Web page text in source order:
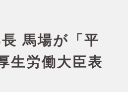
馬場が「平
生労働大臣表